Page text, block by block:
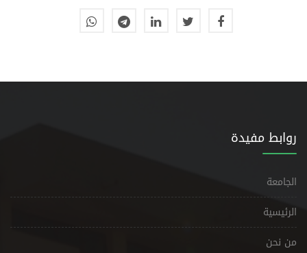
روابط مفيدة
الجامعة
الرئيسية
من نحن